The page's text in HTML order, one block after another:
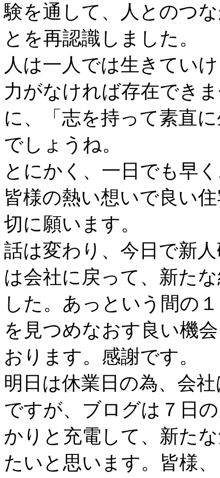
験を通して、人とのつ
とを再認識しました。
人は一人では生きてい
力がなければ存在でき
に、「志を持って素直
でしょうね。
とにかく、一日でも早
皆様の熱い想いで良い
切に願います。
話は変わり、今日で新
は会社に戻って、新た
した。あっという間の
を見つめなおす良い機
おります。感謝です。
明日は休業日の為、会
ですが、ブログは７日
かりと充電して、新た
たいと思います。皆様